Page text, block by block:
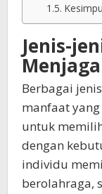
Jenis-
Berbagai
manfaat
untuk
dengan
individu
berolahraga,